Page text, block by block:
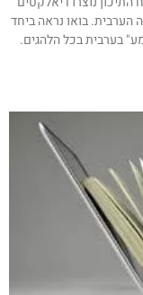
הערבית. בואו נראה ביחד
בערבית בכל הלהגים.